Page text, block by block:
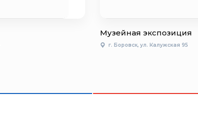
Музейная экспозиция
г. Боровск, ул. Калужская 95